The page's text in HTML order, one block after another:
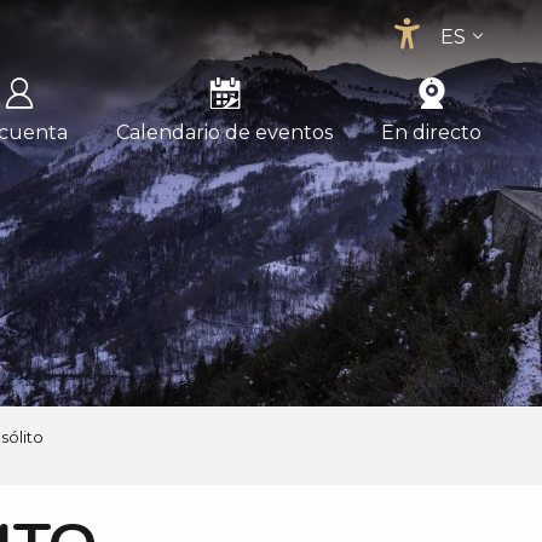
ES
FR
EN
Calendario de eventos En directo